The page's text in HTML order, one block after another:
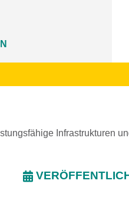
Infrastrukturen